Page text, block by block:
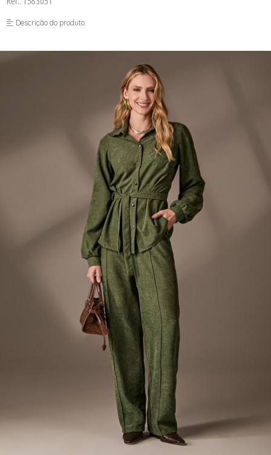
LONGO-AGOSTO I-
MACAC-AGOSTO I-
Descrição do produto